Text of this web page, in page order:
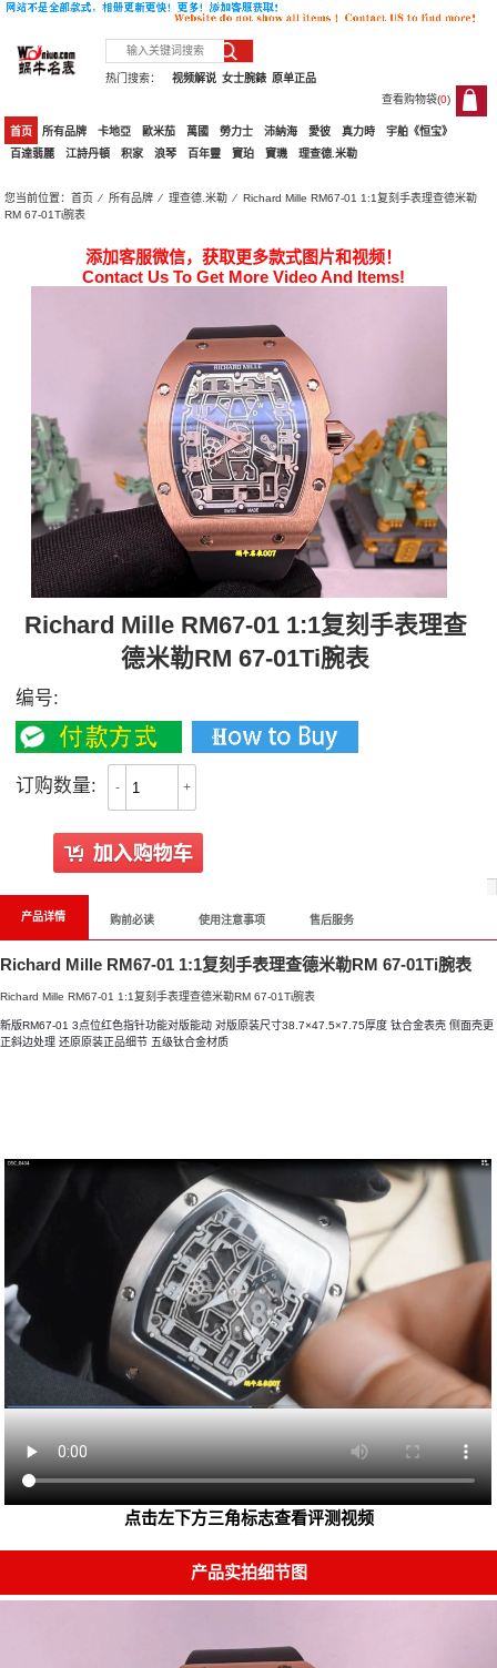
热门搜索： 原单正品
女士腕錶
视频解说
查看购物袋(0)
0
首页 所有品牌 卡地亞 歐米茄 萬國 勞力士 沛納海 愛彼 真力時
宇舶《恒宝》
百達翡麗
江詩丹頓 积家 浪琴 百年靈 寶珀 寶璣 理查德.米勒
您当前位置：首页 ⁄所有品牌 ⁄理查德.米勒 ⁄ Richard Mille RM67-01 1:1复刻手表理查德米勒
RM 67-01Ti腕表
添加客服微信，获取更多款式图片和视频！
Contact Us To Get More Video And Items!
Richard Mille RM67-01 1:1复刻手表理查
德米勒RM 67-01Ti腕表
编号:
订购数量: - +
产品详情 购前必读 使用注意事项 售后服务
Richard Mille RM67-01 1:1复刻手表理查德米勒RM 67-01Ti腕表
Richard Mille RM67-01 1:1复刻手表理查德米勒RM 67-01Ti腕表
新版RM67-01 3点位红色指针功能对版能动 对版原装尺寸38.7×47.5×7.75厚度 钛合金表壳 侧面壳更
正斜边处理 还原原装正品细节 五级钛合金材质
点击左下方三角标志查看评测视频
产品实拍细节图